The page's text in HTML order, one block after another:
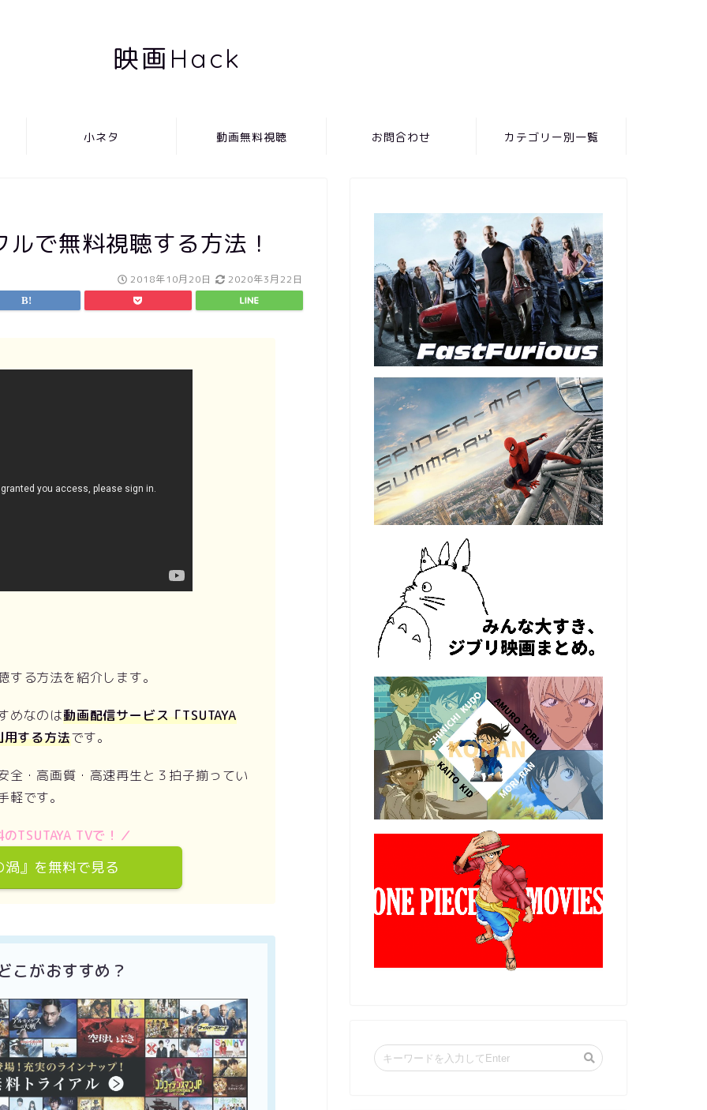
映画Hack
小ネタ 動画無料視聴 お問合わせ カテゴリー別一覧
で無料視聴する方法！
2018年10月20日 2020年3月22日
る方法を紹介します。
めなのは動画配信サービス「TSUTAYA
する方法です。
全・高画質・高速再生と３拍子揃ってい
です。
TSUTAYA TVで！／
』を無料で見る
こがおすすめ？